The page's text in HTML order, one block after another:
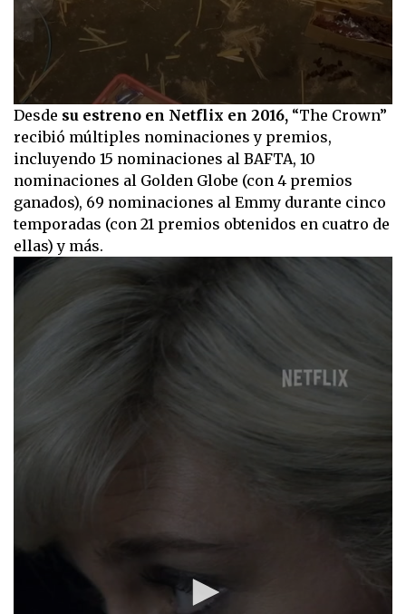
0
seconds
of
47
seconds
Desde su estreno en Netflix en 2016, “The Crown”
recibió múltiples nominaciones y premios,
incluyendo 15 nominaciones al BAFTA, 10
nominaciones al Golden Globe (con 4 premios
ganados), 69 nominaciones al Emmy durante cinco
temporadas (con 21 premios obtenidos en cuatro de
ellas) y más.